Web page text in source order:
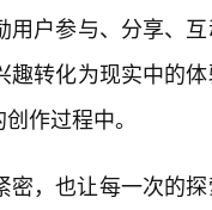
户参与、分享、
转化为现实中的
作过程中。
，也让每一次的